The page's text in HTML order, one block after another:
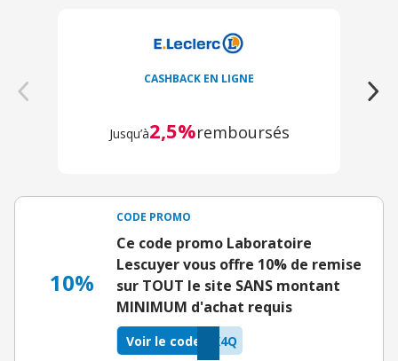
CASHBACK EN LIGNE
Jusqu’à2,5%remboursés
10%
CODE PROMO
Ce code promo Laboratoire
Lescuyer vous offre 10% de remise
sur TOUT le site SANS montant
MINIMUM d'achat requis
X4Q
Voir le code